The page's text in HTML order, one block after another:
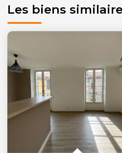
Les biens